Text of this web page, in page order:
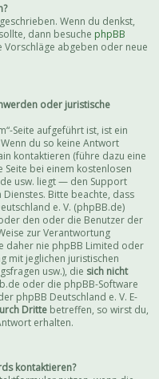
Wenn du denkst,
dann besuche phpBB
Vorschläge abgeben oder neue
oder juristische
Seite aufgeführt ist, ist ein
du so keine Antwort
kontaktieren (führe dazu eine
bei einem kostenlosen
usw. liegt — den Support
Bitte beachte, dass
e. V. (phpBB.de)
den oder die Benutzer der
zur Verantwortung
daher nie phpBB Limited oder
mit jeglichen juristischen
usw.), die sich nicht
oder die phpBB-Software
phpBB Deutschland e. V. E-
Dritte betreffen, so wirst du,
erhalten.
kontaktieren?